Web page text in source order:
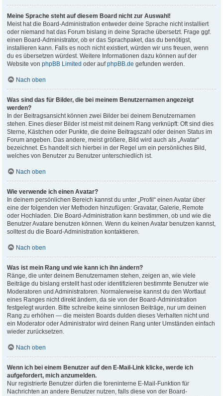
Meine Sprache steht auf diesem Board nicht zur Auswahl!
Meist hat die Board-Administration entweder deine Sprache nicht installiert
oder niemand hat das Forum bislang in deine Sprache übersetzt. Frage ggf.
einen Board-Administrator, ob er das Sprachpaket, das du benötigst,
installieren kann. Falls es noch nicht existiert, würden wir uns freuen, wenn
du es übersetzen würdest. Weitere Informationen dazu können auf der
Website vonphpBB Limited oder aufphpBB.de gefunden werden.
Nach oben
Was sind das für Bilder, die bei meinem Benutzernamen angezeigt
werden?
In der Beitragsansicht können zwei Bilder bei deinem Benutzernamen
stehen. Eines dieser Bilder ist meist mit deinem Rang verknüpft: Oft sind dies
Sterne, Kästchen oder Punkte, die deine Beitragszahl oder deinen Status im
Forum angeben. Das andere, meist größere, Bild wird auch als „Avatar“
bezeichnet. Es handelt sich hierbei in der Regel um ein persönliches Bild,
welches von Benutzer zu Benutzer unterschiedlich ist.
Nach oben
Wie verwende ich einen Avatar?
In deinem persönlichen Bereich kannst du unter „Profil“ einen Avatar über
eine der folgenden vier Methoden hinzufügen: Gravatar, Galerie, Remote
oder Hochladen. Die Board-Administration kann bestimmen, ob und wie die
Benutzer Avatare benutzen können. Wenn du keinen Avatar benutzen kannst,
solltest du die Board-Administration kontaktieren.
Nach oben
Was ist mein Rang und wie kann ich ihn ändern?
Ränge, die unter deinem Benutzernamen stehen, zeigen an, wie viele
Beiträge du bislang erstellt hast oder identifizieren bestimmte Benutzer wie
Moderatoren und Administratoren. Normalerweise kannst du den Wortlaut
eines Ranges nicht direkt ändern, da sie von der Board-Administration
festgelegt wurden. Bitte schreibe keine sinnlosen Beiträge, nur um deinen
Rang zu erhöhen — die meisten Boards dulden dieses Verhalten nicht und
ein Moderator oder Administrator wird deinen Rang unter Umständen einfach
wieder zurücksetzen.
Nach oben
Wenn ich bei einem Benutzer auf den E-Mail-Link klicke, werde ich
aufgefordert, mich anzumelden.
Nur registrierte Benutzer dürfen die foreninterne E-Mail-Funktion für
Nachrichten an andere Benutzer nutzen, falls diese von der Board-